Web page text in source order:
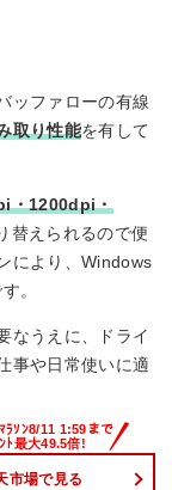
ッファローの有線
取り性能を有して
・1200dpi・
替えられるので便
により、Windows
。
なうえに、ドライ
事や日常使いに適
市場で見る